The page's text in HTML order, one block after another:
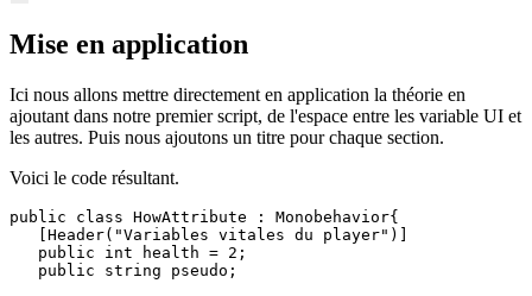
Mise en application
Ici nous allons mettre directement en application la théorie en
ajoutant dans notre premier script, de l'espace entre les variable UI et
les autres. Puis nous ajoutons un titre pour chaque section.
Voici le code résultant.
public class HowAttribute : Monobehavior{
   [Header("Variables vitales du player")]
   public int health = 2;
   public string pseudo;